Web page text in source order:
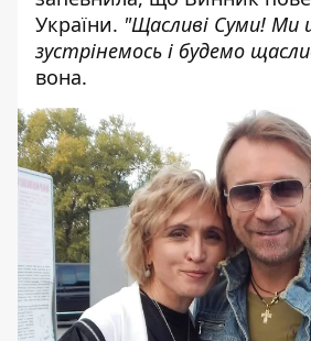
України. "Щасливі Суми! Ми
зустрінемось і будемо
вона.